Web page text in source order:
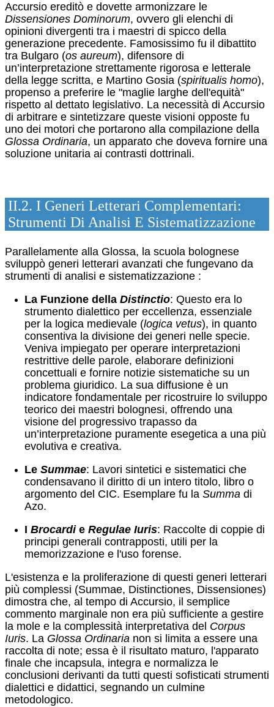
Accursio ereditò e dovette armonizzare le
Dissensiones Dominorum, ovvero gli elenchi di
opinioni divergenti tra i maestri di spicco della
generazione precedente. Famosissimo fu il dibattito
tra Bulgaro (os aureum), difensore di
un’interpretazione strettamente rigorosa e letterale
della legge scritta, e Martino Gosia (spiritualis homo),
propenso a preferire le "maglie larghe dell'equità"
rispetto al dettato legislativo. La necessità di Accursio
di arbitrare e sintetizzare queste visioni opposte fu
uno dei motori che portarono alla compilazione della
Glossa Ordinaria, un apparato che doveva fornire una
soluzione unitaria ai contrasti dottrinali.
II.2. I Generi Letterari Complementari:
Strumenti Di Analisi E Sistematizzazione
Parallelamente alla Glossa, la scuola bolognese
sviluppò generi letterari avanzati che fungevano da
strumenti di analisi e sistematizzazione :
La Funzione della Distinctio: Questo era lo
strumento dialettico per eccellenza, essenziale
per la logica medievale (logica vetus), in quanto
consentiva la divisione dei generi nelle specie.
Veniva impiegato per operare interpretazioni
restrittive delle parole, elaborare definizioni
concettuali e fornire notizie sistematiche su un
problema giuridico. La sua diffusione è un
indicatore fondamentale per ricostruire lo sviluppo
teorico dei maestri bolognesi, offrendo una
visione del progressivo trapasso da
un’interpretazione puramente esegetica a una più
evolutiva e creativa.
Le Summae: Lavori sintetici e sistematici che
condensavano il diritto di un intero titolo, libro o
argomento del CIC. Esemplare fu la Summa di
Azo.
I Brocardie Regulae Iuris: Raccolte di coppie di
principi generali contrapposti, utili per la
memorizzazione e l'uso forense.
L'esistenza e la proliferazione di questi generi letterari
più complessi (Summae, Distinctiones, Dissensiones)
dimostra che, al tempo di Accursio, il semplice
commento marginale non era più sufficiente a gestire
la mole e la complessità interpretativa del Corpus
Iuris. La Glossa Ordinaria non si limita a essere una
raccolta di note; essa è il risultato maturo, l'apparato
finale che incapsula, integra e normalizza le
conclusioni derivanti da tutti questi sofisticati strumenti
dialettici e didattici, segnando un culmine
metodologico.